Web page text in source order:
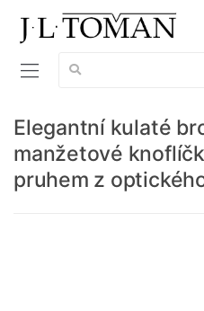
Vyhledávání:
Elegantní kulaté
manžetové
pruhem z